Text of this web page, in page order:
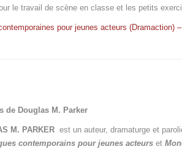
le travail de scène en classe et les petits
pour jeunes acteurs (Dramaction)
de Douglas M. Parker
M. PARKER est un auteur, dramaturge et
contemporains pour jeunes acteurs et